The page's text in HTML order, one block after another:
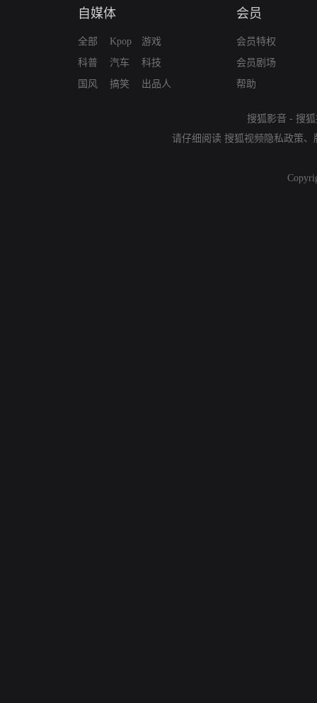
自媒体
全部
科普
国风
Kpop
汽车
搞笑
游戏
科技
出品人
会员
会员特权
会员剧场
帮助
搜狐影音 - 搜
请仔细阅读 搜狐视频隐私政策、